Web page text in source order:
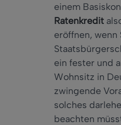
einem
Ratenkredit
eröffnen, wenn
ein fester und
Wohnsitz in
zwingende
solches
beachten